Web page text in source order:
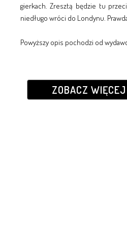
gierkach. Zresztą będzie tu
niedługo wróci do Londynu.
Powyższy opis pochodzi od
ZOBACZ